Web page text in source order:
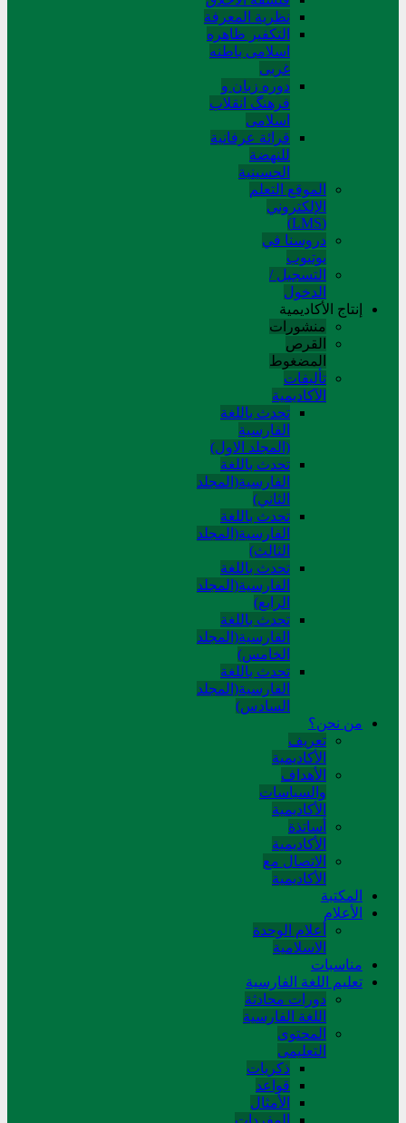
نظریة المعرفة
التکفیر ظاهره
اسلامی باطنه
غربی
دوره زبان و
فرهنگ انقلاب
اسلامی
قرائة عرفانیة
للنهضة
الحسینیة
الموقع التعلم
الإلکتروني
(LMS)
دروسنا في
يوتيوب
التسجيل /
الدخول
إنتاج الأكاديمية
منشورات
القرص
المضغوط
تألیفات
الآکادیمیة
تحدث باللغة
الفارسية
(المجلد الاول)
تحدث باللغة
الفارسية(المجلد
الثاني)
تحدث باللغة
الفارسية(المجلد
الثالث)
تحدث باللغة
الفارسية(المجلد
الرابع)
تحدث باللغة
الفارسية(المجلد
الخامس)
تحدث باللغة
الفارسية(المجلد
السادس)
من نحن؟
تعريف
الأكاديمية
الأهداف
والسياسات
الأكاديمية
أساتذة
الأكاديمية
الاتصال مع
الأكاديمية
المکتبة
الأعلام
أعلام الوحدة
الاسلامية
مناسبات
تعلیم اللغة الفارسیة
دورات محادثة
اللغة الفارسیة
المحتوی
التعلیمی
ذکریات
قواعد
الأمثال